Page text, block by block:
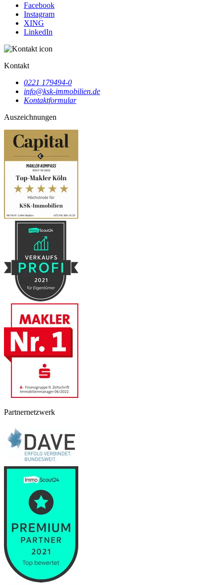
Facebook
Instagram
XING
LinkedIn
Kontakt
0221 179494-0
info@ksk-immobilien.de
Kontaktformular
Auszeichnungen
Partnernetzwerk